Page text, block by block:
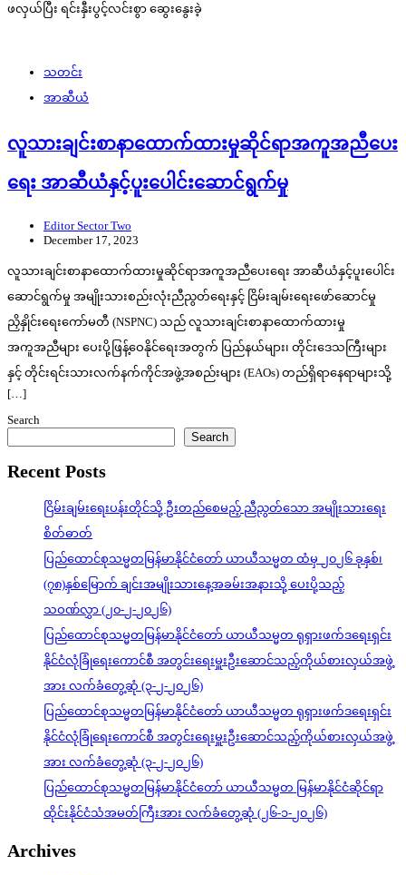
ဖလှယ်ပြီး ရင်းနှီးပွင့်လင်းစွာ ဆွေးနွေးခဲ့
သတင်း
အာဆီယံ
လူသားချင်းစာနာထောက်ထားမှုဆိုင်ရာအကူအညီပေး
ရေး အာဆီယံနှင့်ပူးပေါင်းဆောင်ရွက်မှု
Editor Sector Two
December 17, 2023
လူသားချင်းစာနာထောက်ထားမှုဆိုင်ရာအကူအညီပေးရေး အာဆီယံနှင့်ပူးပေါင်း
ဆောင်ရွက်မှု အမျိုးသားစည်းလုံးညီညွတ်ရေးနှင့် ငြိမ်းချမ်းရေးဖော်ဆောင်မှု
ညှိနှိုင်းရေးကော်မတီ (NSPNC) သည် လူသားချင်းစာနာထောက်ထားမှု
အကူအညီများ ပေးပို့ဖြန့်ဝေနိုင်ရေးအတွက် ပြည်နယ်များ၊ တိုင်းဒေသကြီးများ
နှင့် တိုင်းရင်းသားလက်နက်ကိုင်အဖွဲ့အစည်းများ (EAOs) တည်ရှိရာနေရာများသို့
[…]
Search
Search
Recent Posts
ငြိမ်းချမ်းရေးပန်းတိုင်သို့ ဦးတည်စေမည့် ညီညွတ်သော အမျိုးသားရေး
စိတ်ဓာတ်
ပြည်ထောင်စုသမ္မတမြန်မာနိုင်ငံတော် ယာယီသမ္မတ ထံမှ ၂၀၂၆ ခုနှစ်၊
(၇၈)နှစ်မြောက် ချင်းအမျိုးသားနေ့အခမ်းအနားသို့ ပေးပို့သည့်
သဝဏ်လွှာ (၂၀-၂-၂၀၂၆)
ပြည်ထောင်စုသမ္မတမြန်မာနိုင်ငံတော် ယာယီသမ္မတ ရုရှားဖက်ဒရေးရှင်း
နိုင်ငံလုံခြုံရေးကောင်စီ အတွင်းရေးမှူးဦးဆောင်သည့်ကိုယ်စားလှယ်အဖွဲ့
အား လက်ခံတွေ့ဆုံ (၃-၂-၂၀၂၆)
ပြည်ထောင်စုသမ္မတမြန်မာနိုင်ငံတော် ယာယီသမ္မတ ရုရှားဖက်ဒရေးရှင်း
နိုင်ငံလုံခြုံရေးကောင်စီ အတွင်းရေးမှူးဦးဆောင်သည့်ကိုယ်စားလှယ်အဖွဲ့
အား လက်ခံတွေ့ဆုံ (၃-၂-၂၀၂၆)
ပြည်ထောင်စုသမ္မတမြန်မာနိုင်ငံတော် ယာယီသမ္မတ မြန်မာနိုင်ငံဆိုင်ရာ
ထိုင်းနိုင်ငံသံအမတ်ကြီးအား လက်ခံတွေ့ဆုံ (၂၆-၁-၂၀၂၆)
Archives